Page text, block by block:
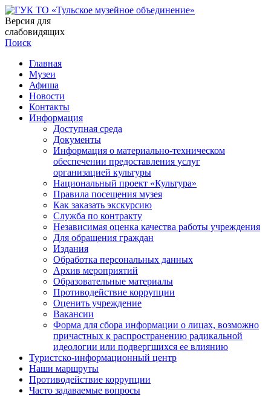
Версия для
слабовидящих
Поиск
Главная
Музеи
Афиша
Новости
Контакты
Информация
Доступная среда
Документы
Информация о материально-техническом
обеспечении предоставления услуг
организацией культуры
Национальный проект «Культура»
Правила посещения музея
Как заказать экскурсию
Служба по контракту
Независимая оценка качества работы учреждения
Для обращения граждан
Издания
Обработка персональных данных
Архив мероприятий
Образовательные материалы
Противодействие коррупции
Оценить учреждение
Вакансии
Форма для сбора информации о лицах, возможно
причастных к распространению радикальной
идеологии или подвергшихся ее влиянию
Туристско-информационный центр
Наши маршруты
Противодействие коррупции
Часто задаваемые вопросы